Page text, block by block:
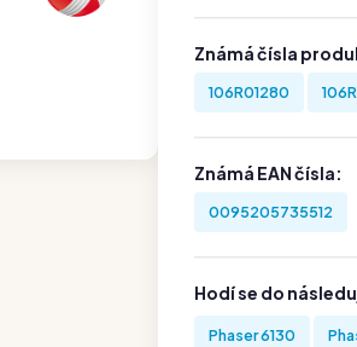
Známá čísla
106R01280
Známá EAN čísla:
0095205735512
Hodí se do
Phaser 6130